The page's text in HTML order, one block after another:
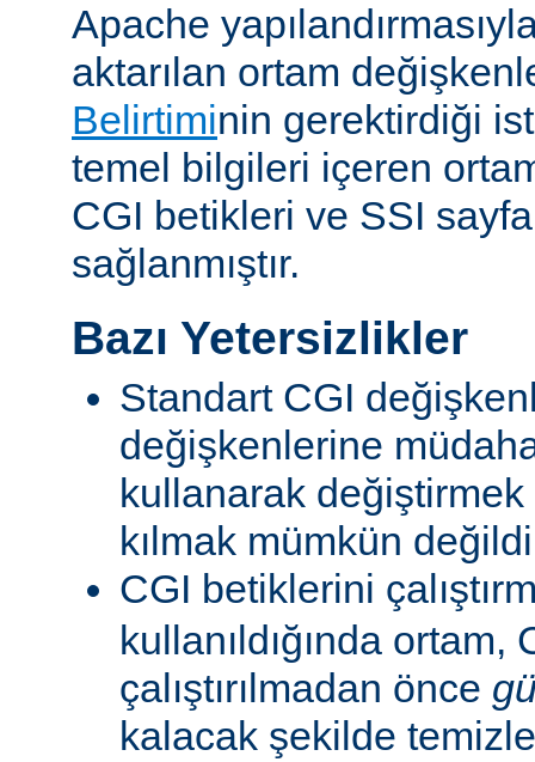
Apache
aktarılan ortam
Belirtiminin gerektirdiği
temel bilgileri içeren
CGI betikleri ve SSI
sağlanmıştır.
Bazı Yetersizlikler
Standart CGI
değişkenlerine
kullanarak
kılmak mümkün
CGI betiklerini
kullanıldığında ortam,
çalıştırılmadan önce
kalacak şekilde